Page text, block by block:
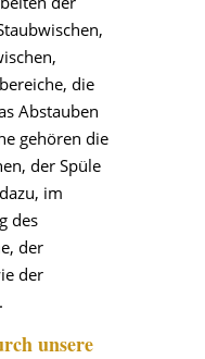
die
Abstauben
gehören die
der Spüle
im
des
der
der
unsere